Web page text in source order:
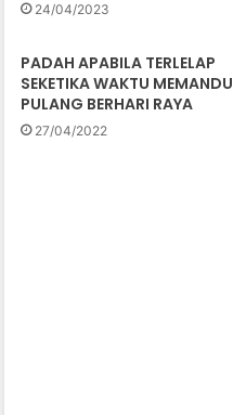
24/04/2023
PADAH APABILA TERLELAP
SEKETIKA WAKTU MEMANDU
PULANG BERHARI RAYA
27/04/2022